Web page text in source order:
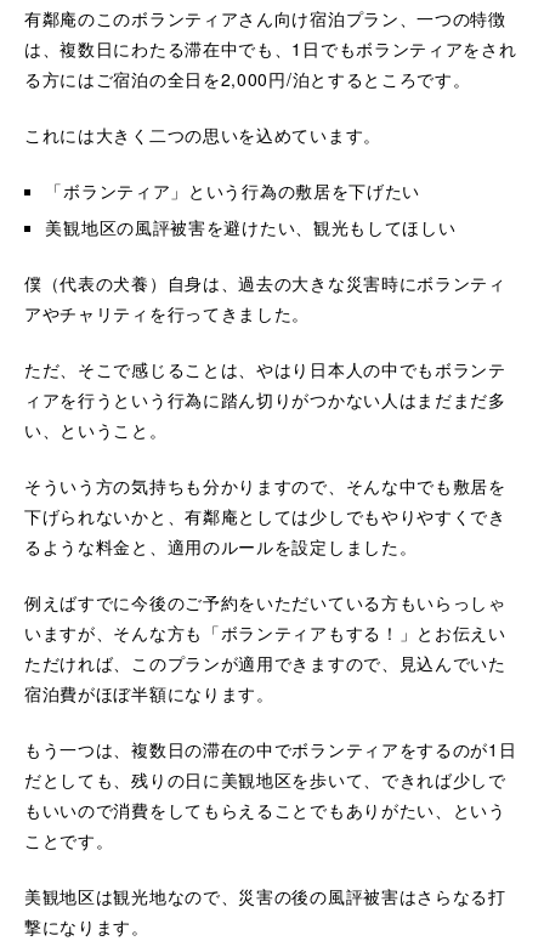
有鄰庵のこのボランティアさん向け宿泊プラン、一つの特徴
は、複数日にわたる滞在中でも、1日でもボランティアをされ
る方にはご宿泊の全日を2,000円/泊とするところです。
これには大きく二つの思いを込めています。
「ボランティア」という行為の敷居を下げたい
美観地区の風評被害を避けたい、観光もしてほしい
僕（代表の犬養）自身は、過去の大きな災害時にボランティ
アやチャリティを行ってきました。
ただ、そこで感じることは、やはり日本人の中でもボランテ
ィアを行うという行為に踏ん切りがつかない人はまだまだ多
い、ということ。
そういう方の気持ちも分かりますので、そんな中でも敷居を
下げられないかと、有鄰庵としては少しでもやりやすくでき
るような料金と、適用のルールを設定しました。
例えばすでに今後のご予約をいただいている方もいらっしゃ
いますが、そんな方も「ボランティアもする！」とお伝えい
ただければ、このプランが適用できますので、見込んでいた
宿泊費がほぼ半額になります。
もう一つは、複数日の滞在の中でボランティアをするのが1日
だとしても、残りの日に美観地区を歩いて、できれば少しで
もいいので消費をしてもらえることでもありがたい、という
ことです。
美観地区は観光地なので、災害の後の風評被害はさらなる打
撃になります。